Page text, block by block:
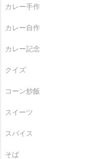
カレー手作
カレー自作
カレー記念
クイズ
コーン炒飯
スイーツ
スパイス
そば